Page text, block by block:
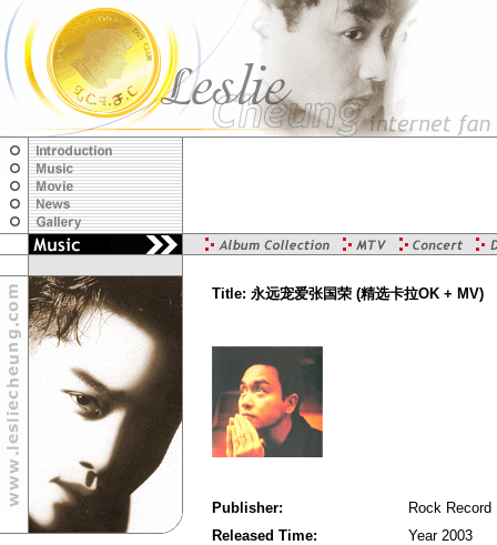
Title: 永远宠爱张国荣 (精选卡拉OK + MV)
Publisher:
Rock Record
Released Time:
Year 2003